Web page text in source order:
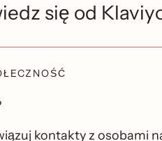
się od
kontakty z osobami